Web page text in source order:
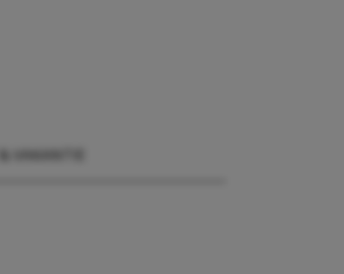
VAKANTIE